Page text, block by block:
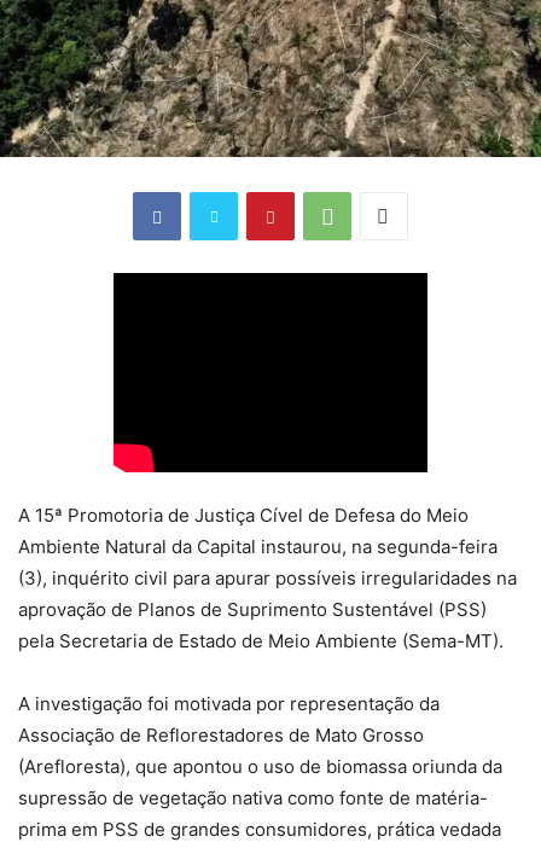
A 15ª Promotoria de Justiça Cível de Defesa do Meio
Ambiente Natural da Capital instaurou, na segunda-feira
(3), inquérito civil para apurar possíveis irregularidades na
aprovação de Planos de Suprimento Sustentável (PSS)
pela Secretaria de Estado de Meio Ambiente (Sema-MT).
A investigação foi motivada por representação da
Associação de Reflorestadores de Mato Grosso
(Arefloresta), que apontou o uso de biomassa oriunda da
supressão de vegetação nativa como fonte de matéria-
prima em PSS de grandes consumidores, prática vedada